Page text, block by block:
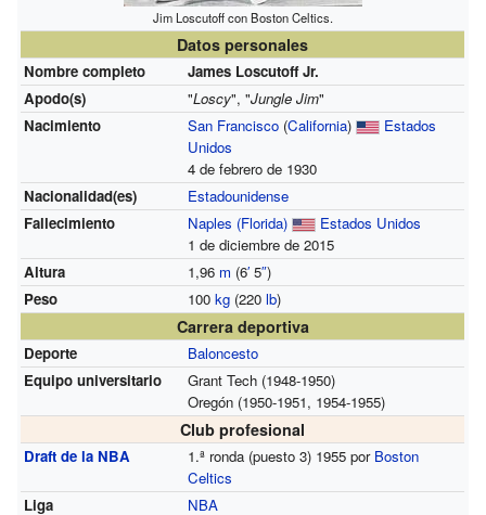
Jim Loscutoff con Boston Celtics.
Datos personales
Nombre completo
James Loscutoff Jr.
Apodo(s)
"Loscy", "Jungle Jim"
Nacimiento
San Francisco(California)
Estados
Unidos
4 de febrero de 1930
Nacionalidad(es)
Estadounidense
Fallecimiento
Naples (Florida)
Estados Unidos
1 de diciembre de 2015
Altura
1,96 m (6′5″)
Peso
100 kg(220 lb)
Carrera deportiva
Deporte
Baloncesto
Equipo universitario
Grant Tech (1948-1950)
Oregón (1950-1951, 1954-1955)
Club profesional
Draft de la NBA 1.ª ronda (puesto 3) 1955 por Boston
Celtics
Liga
NBA